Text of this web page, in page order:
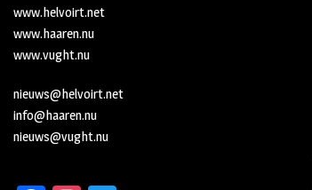
www.helvoirt.net
www.haaren.nu
www.vught.nu
nieuws@helvoirt.net
info@haaren.nu
nieuws@vught.nu